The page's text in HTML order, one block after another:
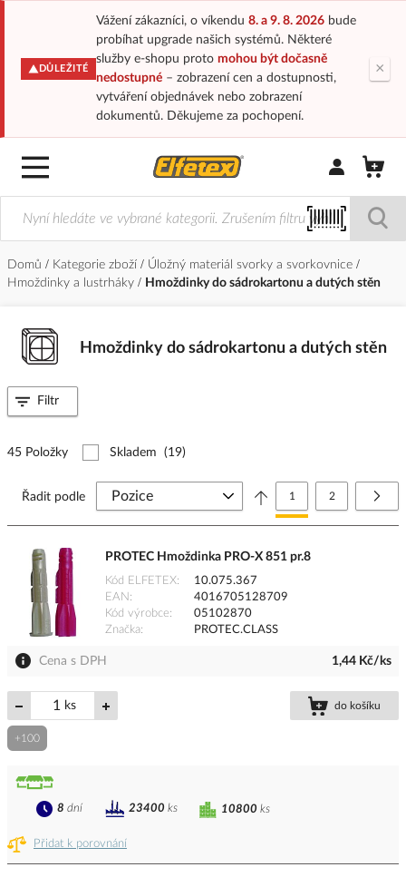
DŮLEŽITÉ
Vážení zákazníci, o víkendu 8. a 9. 8. 2026bude
probíhat upgrade našich systémů. Některé
služby e-shopu proto mohou být dočasně
nedostupné– zobrazení cen a dostupnosti,
vytváření objednávek nebo zobrazení
dokumentů. Děkujeme za pochopení.
×
Přihlásit/
Domů Kategorie zboží
Úložný materiál svorky a svorkovnice
Hmoždinky a lustrháky
Hmoždinky do sádrokartonu a dutých stěn
Hmoždinky do sádrokartonu a dutých stěn
45 Položky Skladem (19)
Stránka
Právě si prohlížíte
1 Stránka
2
Řadit podle
PROTEC Hmoždinka PRO-X 851 pr.8
Kód ELFETEX
10.075.367
EAN
4016705128709
Kód výrobce
05102870
Značka
PROTEC.CLASS
Cena s DPH 1,44 Kč/ks
ks do košíku
+100
Přidat k porovnání
10800 ks
8 dní 23400 ks
Filtr